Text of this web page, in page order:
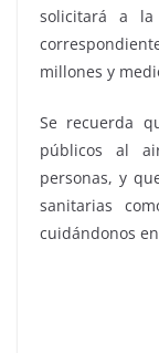
solicitará a la
millones y
Se recuerda
públicos al
personas, y
sanitarias
cuidándonos